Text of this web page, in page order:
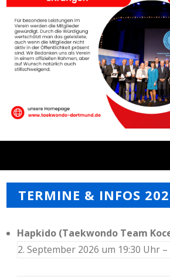
TERMINE & INFOS
Hapkido (Taekwondo Team
2. September 2026 um 19:30 Uhr –